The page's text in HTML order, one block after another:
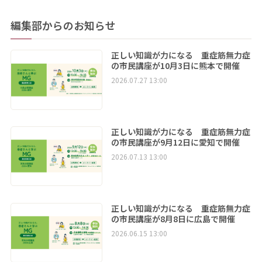
編集部からのお知らせ
正しい知識が力になる 重症筋無力症
の市民講座が10月3日に熊本で開催
2026.07.27 13:00
正しい知識が力になる 重症筋無力症
の市民講座が9月12日に愛知で開催
2026.07.13 13:00
正しい知識が力になる 重症筋無力症
の市民講座が8月8日に広島で開催
2026.06.15 13:00